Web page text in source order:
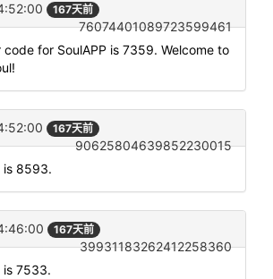
167天前
76074401089723599461
code for SoulAPP is 7359. Welcome to
167天前
90625804639852230015
is 8593.
167天前
39931183262412258360
is 7533.